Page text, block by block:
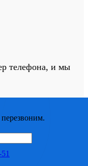
телефона, и мы